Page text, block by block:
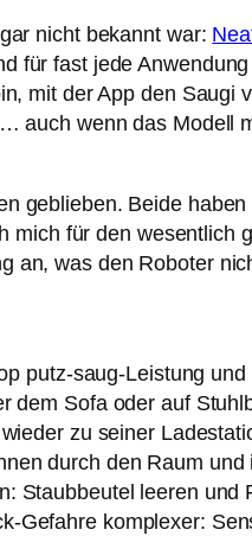
nicht bekannt war:
fast jede
mit der App den Saugi
auch wenn das Modell
geblieben. Beide
für den wesentlich
an, was den Roboter
putz-saug-Leistung
dem Sofa oder auf
zu seiner
durch den Raum
Staubbeutel leeren
Gefahre komplexer: